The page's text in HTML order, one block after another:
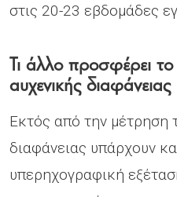
στις 20-23 εβδομάδες
Τι άλλο προσφέρει
αυχενικής διαφάνειας
Εκτός από την μέτρηση
διαφάνειας υπάρχουν
υπερηχογραφική